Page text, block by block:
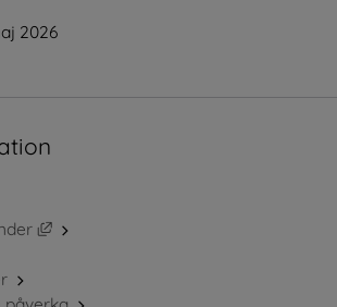
2026
till annan webbplats, öppnas i nytt fönster.
Länk till annan webbplats, öppnas i
till annan webbplats, öppnas i nytt fönster.